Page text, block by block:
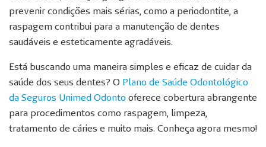
prevenir condições mais sérias, como a periodontite, a
raspagem contribui para a manutenção de dentes
saudáveis e esteticamente agradáveis.
Está buscando uma maneira simples e eficaz de cuidar da
saúde dos seus dentes? O Plano de Saúde Odontológico
da Seguros Unimed Odonto oferece cobertura abrangente
para procedimentos como raspagem, limpeza,
tratamento de cáries e muito mais. Conheça agora mesmo!